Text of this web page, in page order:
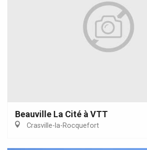
Beauville La Cité à VTT
Crasville-la-Rocquefort